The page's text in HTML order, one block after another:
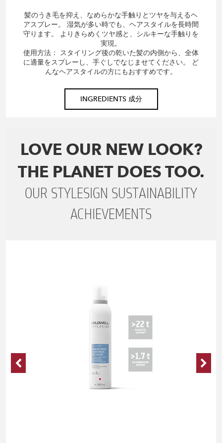
髪のうき毛を抑え、なめらかな手触りとツヤを与えるヘ
アスプレー。 湿気が多い時でも、ヘアスタイルを長時間
守ります。 よりきらめくツヤ感と、シルキーな手触りを
実現。
使用方法： スタイリング後の乾いた髪の内側から、全体
に適量をスプレーし、手ぐしでなじませてください。 ど
んなヘアスタイルの方にもおすすめです。
INGREDIENTS 成分
LOVE OUR NEW LOOK?
THE PLANET DOES TOO.
OUR STYLESIGN SUSTAINABILITY
ACHIEVEMENTS